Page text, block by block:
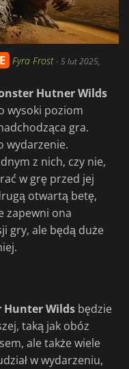
Fyra Frost-5 lut 2025,
Hutner Wilds
wysoki poziom
gra.
wydarzenie.
z nich, czy nie,
w grę przed jej
otwartą betę,
zapewni ona
gry, ale będą duże
Hunter Wilds będzie
taką jak obóz
ale także wiele
w wydarzeniu,